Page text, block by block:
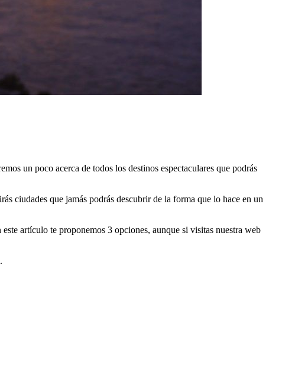
un poco acerca de todos los destinos espectaculares que podrás
ciudades que jamás podrás descubrir de la forma que lo hace en un
artículo te proponemos 3 opciones, aunque si visitas nuestra web